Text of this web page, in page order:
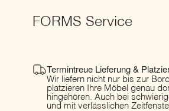
FORMS Service
Termintreue Lieferung &
Wir liefern nicht nur bis zur
platzieren Ihre Möbel genau
hingehören. Auch bei
und mit verlässlichen